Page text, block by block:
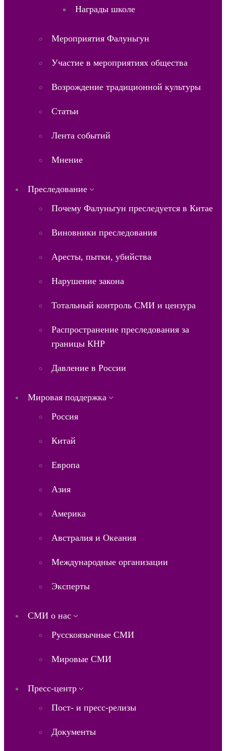
Награды школе
Мероприятия Фалуньгун
Участие в мероприятиях общества
Возрождение традиционной культуры
Статьи
Лента событий
Мнение
Преследование
Почему Фалуньгун преследуется в Китае
Виновники преследования
Аресты, пытки, убийства
Нарушение закона
Тотальный контроль СМИ и цензура
Распространение преследования за
границы КНР
Давление в России
Мировая поддержка
Россия
Китай
Европа
Азия
Америка
Австралия и Океания
Международные организации
Эксперты
СМИ о нас
Русскоязычные СМИ
Мировые СМИ
Пресс-центр
Пост- и пресс-релизы
Документы